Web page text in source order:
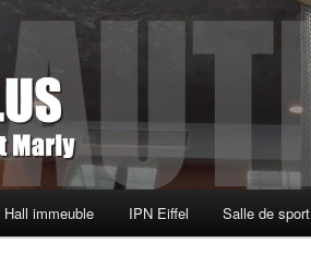
Hall immeuble IPN Eiffel Salle de sport